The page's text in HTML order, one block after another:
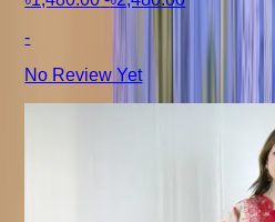
-
No Review Yet